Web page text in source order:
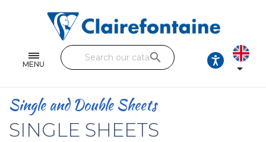
MENU
Single and double sheets
Fine arts
Handicraft
search

Single and Double Sheets
SINGLE SHEETS